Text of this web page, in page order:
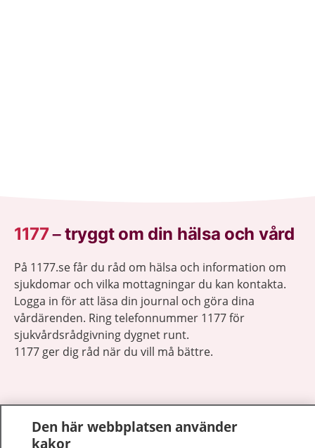
1177–tryggt om din hälsa och vård
På 1177.se får du råd om hälsa och information om
sjukdomar och vilka mottagningar du kan kontakta.
Logga in för att läsa din journal och göra dina
vårdärenden. Ring telefonnummer 1177 för
sjukvårdsrådgivning dygnet runt.
1177 ger dig råd när du vill må bättre.
Den här webbplatsen använder
kakor